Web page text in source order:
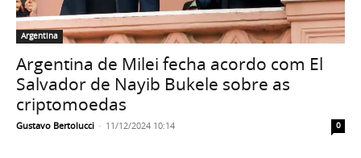
Argentina
Argentina de Milei fecha acordo com El
Salvador de Nayib Bukele sobre as
criptomoedas
Gustavo Bertolucci - 11/12/2024 10:14 0